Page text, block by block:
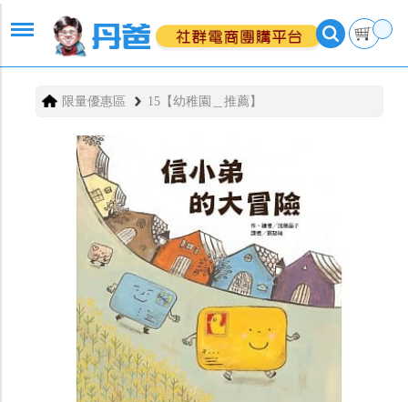
限量優惠區 15【幼稚園＿推薦】